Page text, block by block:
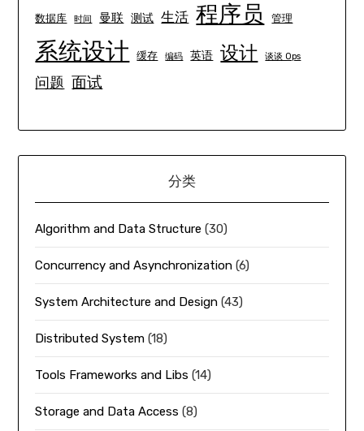
数据库 时间 曼联 测试 生活 程序员 管理
系统设计 缓存 编码 英语 设计 谈谈 Ops
问题 面试
分类
Algorithm and Data Structure (30)
Concurrency and Asynchronization (6)
System Architecture and Design (43)
Distributed System (18)
Tools Frameworks and Libs (14)
Storage and Data Access (8)